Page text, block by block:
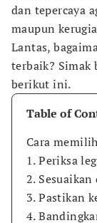
dan tepercaya
maupun
Lantas,
terbaik? Simak
berikut ini.
Table of
Cara
1. Periksa
2.
3. Pastikan
4.